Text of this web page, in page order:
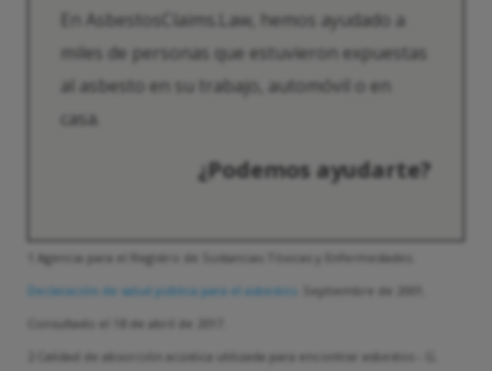
En AsbestosClaims.Law, hemos ayudado a
miles de personas que estuvieron expuestas
al asbesto en su trabajo, automóvil o en
casa.
¿Podemos ayudarte?
1 Agencia para el Registro de Sustancias Tóxicas y Enfermedades.
Declaración de salud pública para el asbestos
. Septiembre de 2001.
Consultado el 18 de abril de 2017.
2 Calidad de absorción acústica utilizada para encontrar asbestos - G.